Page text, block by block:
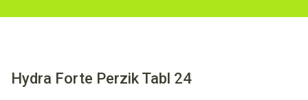
Hydra Forte Perzik Tabl 24